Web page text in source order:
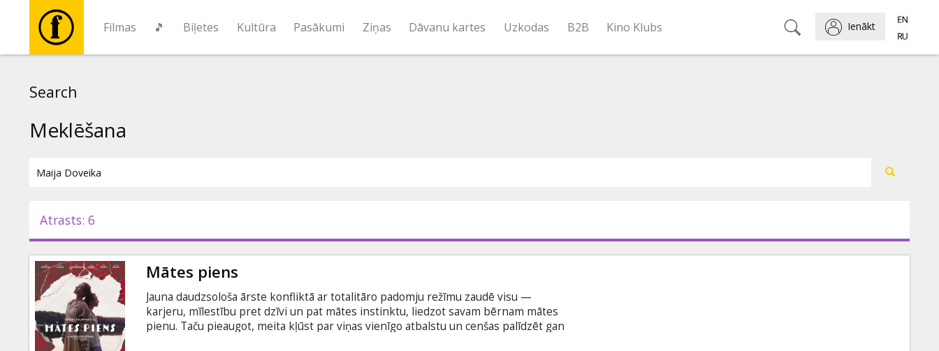
Filmas 🎵 Biļetes Kultūra Pasākumi Ziņas Dāvanu kartes Uzkodas B2B Kino Klubs Ienākt
Pasākumi
Ziņas
Dāvanu
kartes
Search
Meklēšana
Atrasts: 6
Mātes piens
Jauna daudzsološa ārste konfliktā ar totalitāro padomju režīmu zaudē visu —
karjeru, mīlestību pret dzīvi un pat mātes instinktu, liedzot savam bērnam mātes
pienu. Taču pieaugot, meita kļūst par viņas vienīgo atbalstu un cenšas palīdzēt gan